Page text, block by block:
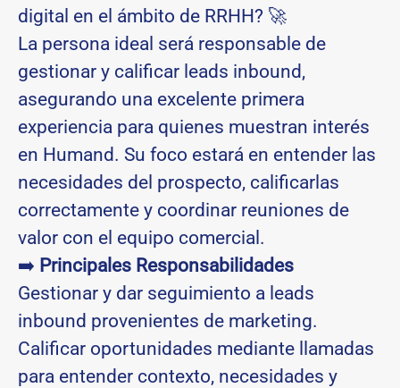
digital en el ámbito de RRHH? 🚀
La persona ideal será responsable de
gestionar y calificar leads inbound,
asegurando una excelente primera
experiencia para quienes muestran interés
en Humand. Su foco estará en entender las
necesidades del prospecto, calificarlas
correctamente y coordinar reuniones de
valor con el equipo comercial.
➡️ Principales Responsabilidades
Gestionar y dar seguimiento a leads
inbound provenientes de marketing.
Calificar oportunidades mediante llamadas
para entender contexto, necesidades y